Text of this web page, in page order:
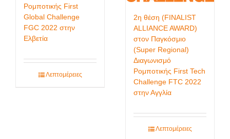
Ρομποτικής First
Global Challenge
FGC 2022 στην
Ελβετία
Λεπτομέρειες
2η θέση (FINALIST
ALLIANCE AWARD)
στον Παγκόσμιο
(Super Regional)
Διαγωνισμό
Ρομποτικής First Tech
Challenge FTC 2022
στην Αγγλία
Λεπτομέρειες